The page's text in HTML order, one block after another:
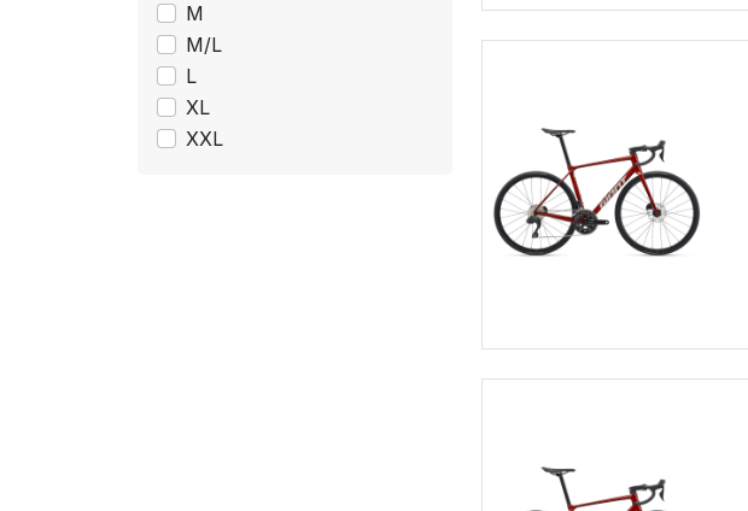
M
M/L
L
XL
XXL